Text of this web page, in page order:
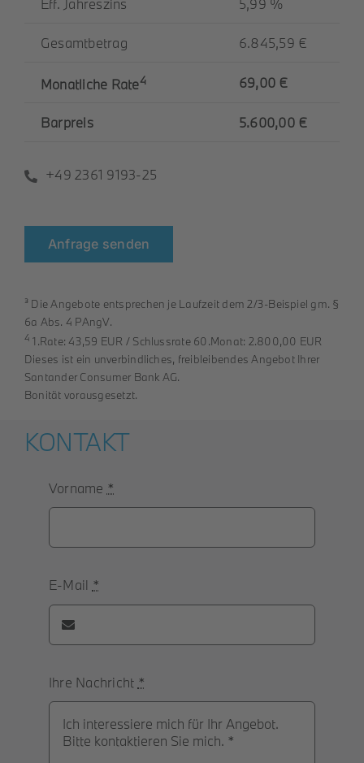
Eff. Jahreszins 5,99 %
Gesamtbetrag 6.845,59 €
Monatliche Rate4 69,00 €
Barpreis 5.600,00 €
+49 2361 9193-25
Anfrage senden
³ Die Angebote entsprechen je Laufzeit dem 2/3-Beispiel gm. §
6a Abs. 4 PAngV.
4 1.Rate: 43,59 EUR / Schlussrate 60.Monat: 2.800,00 EUR
Dieses ist ein unverbindliches, freibleibendes Angebot Ihrer
Santander Consumer Bank AG.
Bonität vorausgesetzt.
KONTAKT
Vorname *
E-Mail *
Ihre Nachricht *